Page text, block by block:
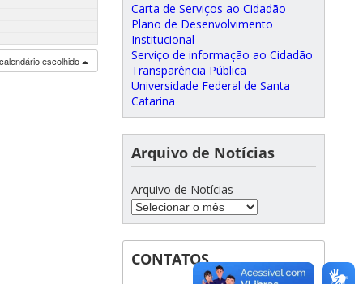
escolhido
Carta de Serviços ao Cidadão
Plano de Desenvolvimento
Institucional
Serviço de informação ao Cidadão
Transparência Pública
Universidade Federal de Santa
Catarina
Arquivo de Notícias
Arquivo de Notícias
CONTATOS